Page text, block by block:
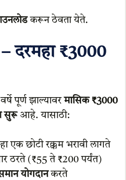
करून ठेवता येते.
दरमहा ₹3000
पूर्ण झाल्यावरमासिक ₹3000
सुरूआहे. यासाठी:
एक छोटी रक्कम भरावी लागते
ठरते (₹55 ते ₹200 पर्यंत)
योगदानकरते